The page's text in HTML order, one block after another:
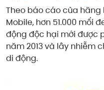
Theo báo cáo của
Mobile, hơn 51.000 mối
động độc hại mới được
năm 2013 và lây nhiễm
di động.